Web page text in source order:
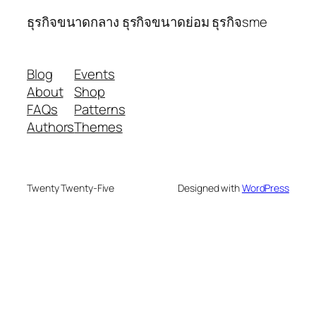
ธุรกิจขนาดกลาง ธุรกิจขนาดย่อม ธุรกิจsme
Blog
About
FAQs
Authors
Events
Shop
Patterns
Themes
Twenty Twenty-Five Designed withWordPress